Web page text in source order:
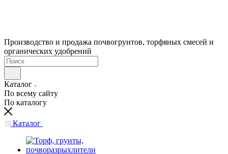
Производство и продажа почвогрунтов, торфяных смесей и
органических удобрений
Каталог
По всему сайту
По каталогу
Каталог